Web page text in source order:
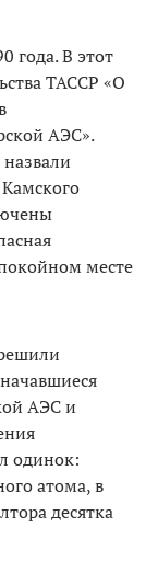
года. В этот
ТАССР «О
АЭС».
месте
АЭС и
одинок:
атома, в
десятка